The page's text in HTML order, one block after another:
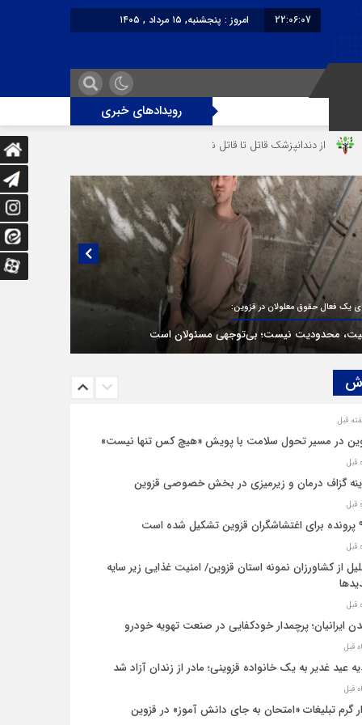
22:06:07
امروز : پنجشنبه, ۱۵ مرداد , ۱۴۰۵
رویدادهای خبری
قاتل تا قاتل‌ شدن رستوران‌‌دار
منتشر نشده با پروفسور اهرنجانی، صاحب نظریه سه‌ شاخگی
در مسیر تحول سلامت با پویش «هیچ‌ کس تنها نیست»
گزاف درمان و زیرمیزی در بخش خصوصی قزوین
است
از کشاورزان نمونه استان قزوین/ امنیت غذایی زیر سایه
ایرانیان؛ پرچمدار خودکفایی در صنعت تهویه خودرو
عید غدیر به یک خانواده قزوینی؛ مادر از زندان آزاد شد
گرم تبلیغات «امتحان به جای دانش‌ آموز» در قزوین